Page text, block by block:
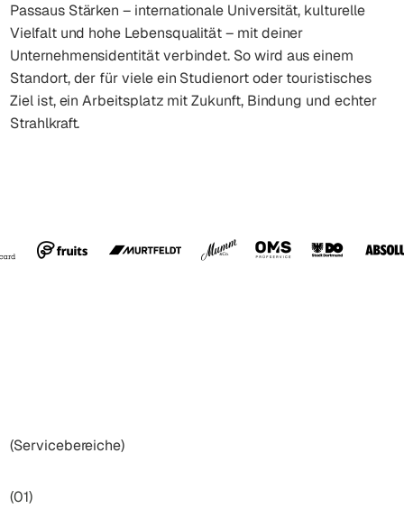
Passaus Stärken – internationale Universität, kulturelle
Vielfalt und hohe Lebensqualität – mit deiner
Unternehmensidentität verbindet. So wird aus einem
Standort, der für viele ein Studienort oder touristisches
Ziel ist, ein Arbeitsplatz mit Zukunft, Bindung und echter
Strahlkraft.
(Servicebereiche)
(01)